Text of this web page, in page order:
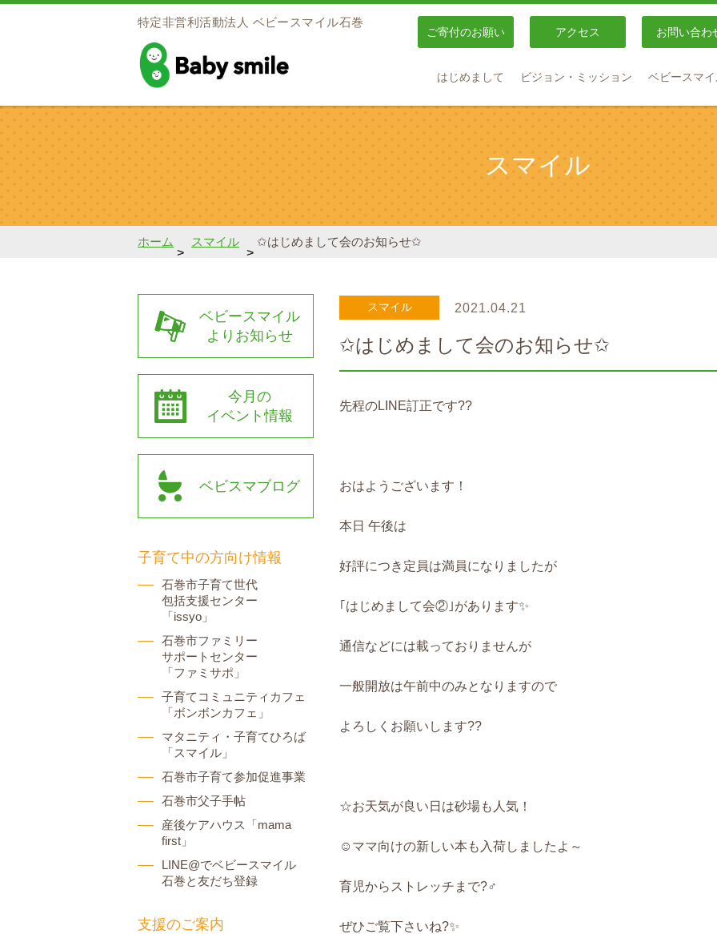
特定非営利活動法人 ベビースマイル石巻
ご寄付のお願い アクセス お問い合わ
はじめまして ビジョン・ミッション ベビースマ
スマイル
ホーム
>
スマイル
>
✩はじめまして会のお知らせ✩
スマイル 2021.04.21
✩はじめまして会のお知らせ✩
先程のLINE訂正です??
おはようございます！
本日 午後は
好評につき定員は満員になりましたが
｢はじめまして会②｣があります✨
通信などには載っておりませんが
一般開放は午前中のみとなりますので
よろしくお願いします??
☆お天気が良い日は砂場も人気！
☺️ママ向けの新しい本も入荷しましたよ～
育児からストレッチまで?‍♂️
ぜひご覧下さいね?✨
ベビースマイル
よりお知らせ
今月の
イベント情報
ベビスマブログ
子育て中の方向け情報
石巻市子育て世代
包括支援センター
「issyo」
石巻市ファミリー
サポートセンター
「ファミサポ」
子育てコミュニティカフェ
「ボンボンカフェ」
マタニティ・子育てひろば
「スマイル」
石巻市子育て参加促進事業
石巻市父子手帖
産後ケアハウス「mama
first」
LINE@でベビースマイル
石巻と友だち登録
支援のご案内